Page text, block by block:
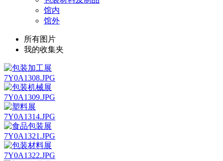
馆内
馆外
所有图片
我的收集夹
7Y0A1308.JPG
7Y0A1309.JPG
7Y0A1314.JPG
7Y0A1321.JPG
7Y0A1322.JPG